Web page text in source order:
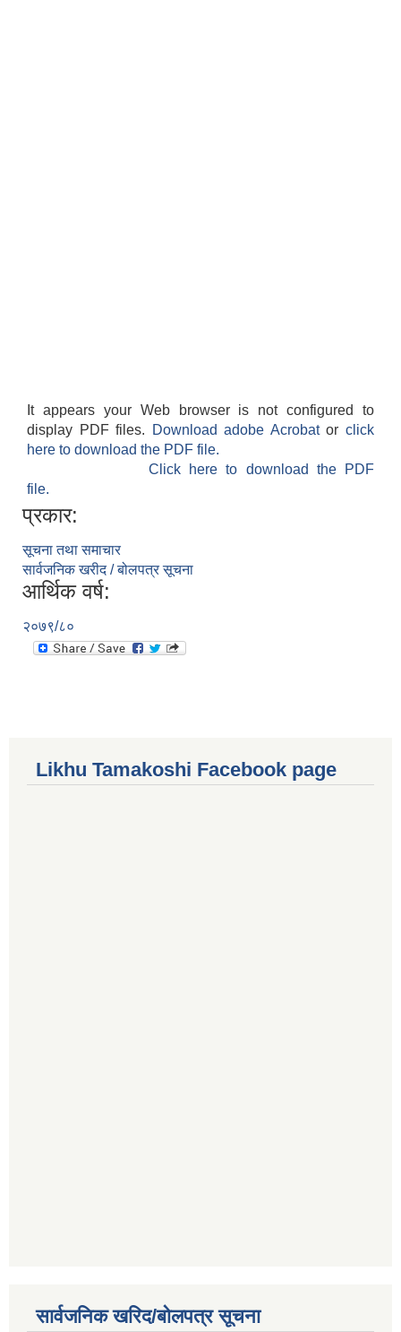
It appears your Web browser is not configured to
display PDF files.
Download adobe Acrobatorclick
here to download the PDF file.
Click here to download the PDF
file.
प्रकार:
सूचना तथा समाचार
सार्वजनिक खरीद / बोलपत्र सूचना
आर्थिक वर्ष:
२०७९/८०
Likhu Tamakoshi Facebook page
सार्वजनिक खरिद/बोलपत्र सूचना